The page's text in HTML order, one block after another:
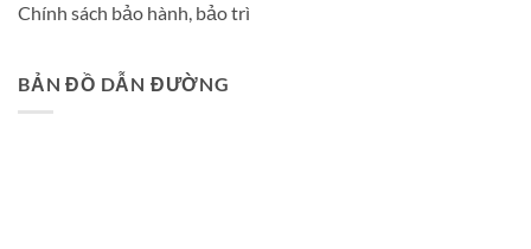
Chính sách bảo hành, bảo trì
BẢN ĐỒ DẪN ĐƯỜNG